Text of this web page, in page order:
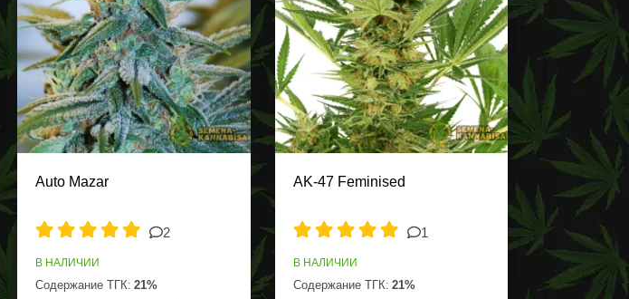
Auto Mazar
2
В НАЛИЧИИ
Содержание ТГК: 21%
AK-47 Feminised
1
В НАЛИЧИИ
Содержание ТГК: 21%